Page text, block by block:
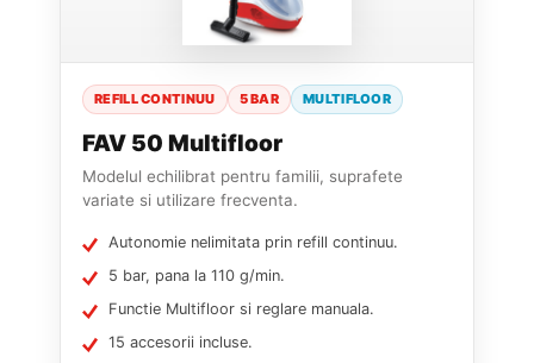
REFILL CONTINUU 5 BAR MULTIFLOOR
FAV 50 Multifloor
Modelul echilibrat pentru familii, suprafete
variate si utilizare frecventa.
Autonomie nelimitata prin refill continuu.
5 bar, pana la 110 g/min.
Functie Multifloor si reglare manuala.
15 accesorii incluse.